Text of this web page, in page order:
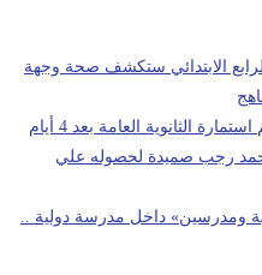
الابتدائي ستكشف صحة وجهة
الثانوية العامة بعد 4 أيام
رجب صميدة لحصوله علي
ومدرسين» داخل مدرسة دولية ..